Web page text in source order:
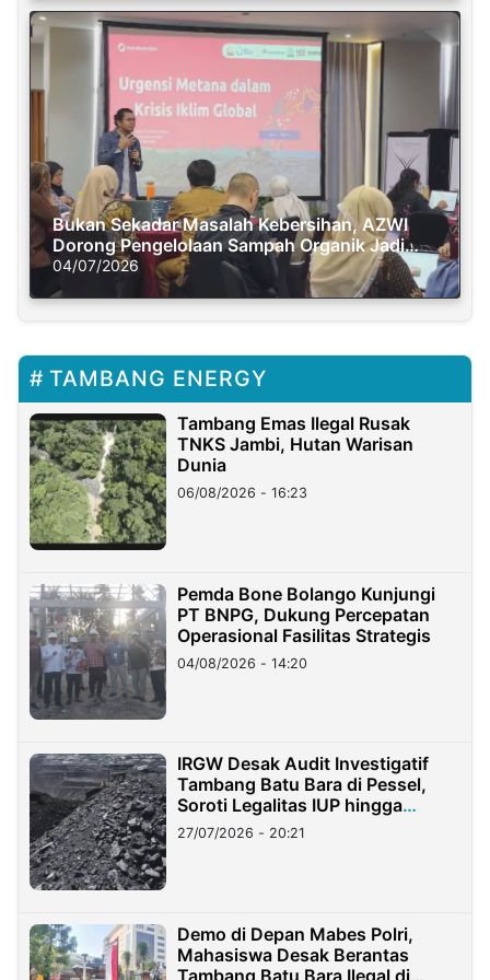
Bukan Sekadar Masalah Kebersihan, AZWI
Dorong Pengelolaan Sampah Organik Jadi
Solusi Krisis Iklim
04/07/2026
TAMBANG ENERGY
Tambang Emas Ilegal Rusak
TNKS Jambi, Hutan Warisan
Dunia
06/08/2026 - 16:23
Pemda Bone Bolango Kunjungi
PT BNPG, Dukung Percepatan
Operasional Fasilitas Strategis
04/08/2026 - 14:20
IRGW Desak Audit Investigatif
Tambang Batu Bara di Pessel,
Soroti Legalitas IUP hingga
Stockpile
27/07/2026 - 20:21
Demo di Depan Mabes Polri,
Mahasiswa Desak Berantas
Tambang Batu Bara Ilegal di